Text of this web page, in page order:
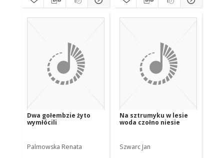
Dwa gołembzie żyto
wymłócili
Palmowska Renata
Na sztrumyku w lesie
woda czołno niesie
Szwarc Jan